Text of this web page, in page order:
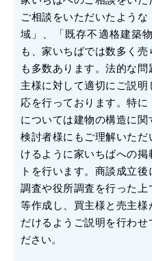
ご相談をいただいたよう
域」、「既存不適格建築
も、家いちばでは数多く
も多数あります。法的な
主様に対して適切にご説
応を行っております。特に
については建物の構造に
検討者様にもご理解いた
けるように家いちばへの
トを行います。商談成立
調査や役所調査を行った
等作成し、買主様と売主
だけるようご説明を行わせ
ださい。